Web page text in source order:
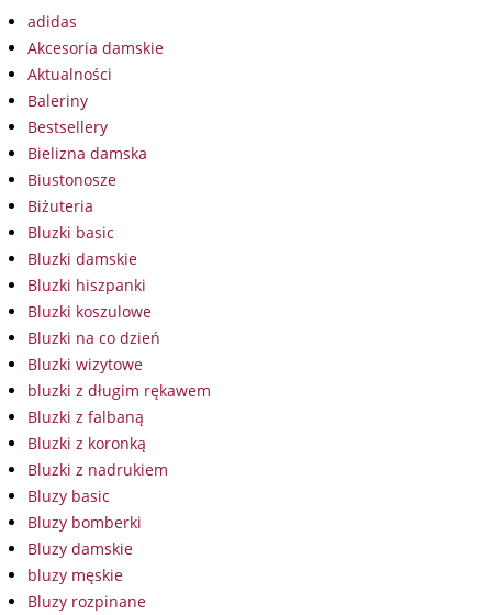
adidas
Akcesoria damskie
Aktualności
Baleriny
Bestsellery
Bielizna damska
Biustonosze
Biżuteria
Bluzki basic
Bluzki damskie
Bluzki hiszpanki
Bluzki koszulowe
Bluzki na co dzień
Bluzki wizytowe
bluzki z długim rękawem
Bluzki z falbaną
Bluzki z koronką
Bluzki z nadrukiem
Bluzy basic
Bluzy bomberki
Bluzy damskie
bluzy męskie
Bluzy rozpinane